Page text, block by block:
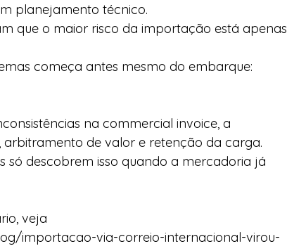
planejamento técnico.
que o maior risco da importação está apenas
começa antes mesmo do embarque:
na commercial invoice, a
de valor e retenção da carga.
descobrem isso quando a mercadoria já
importacao-via-correio-internacional-virou-